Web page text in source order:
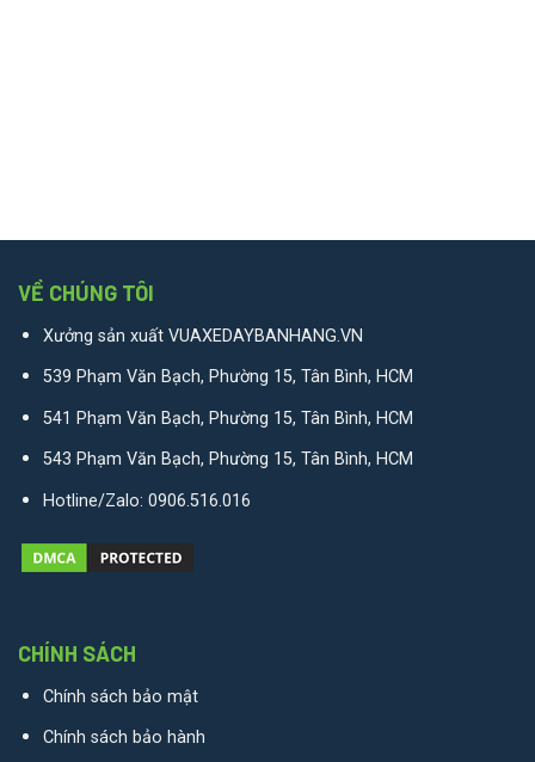
VỀ CHÚNG TÔI
Xưởng sản xuất VUAXEDAYBANHANG.VN
539 Phạm Văn Bạch, Phường 15, Tân Bình, HCM
541 Phạm Văn Bạch, Phường 15, Tân Bình, HCM
543 Phạm Văn Bạch, Phường 15, Tân Bình, HCM
Hotline/Zalo: 0906.516.016
CHÍNH SÁCH
Chính sách bảo mật
Chính sách bảo hành